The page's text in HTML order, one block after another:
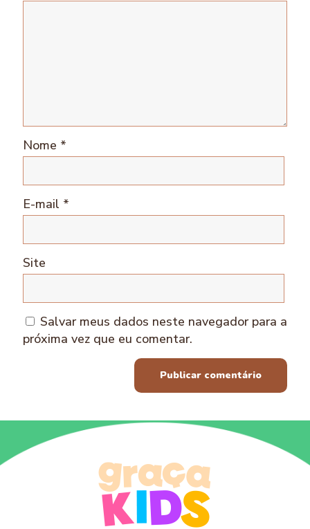
Nome *
E-mail *
Site
Salvar meus dados neste navegador para a
próxima vez que eu comentar.